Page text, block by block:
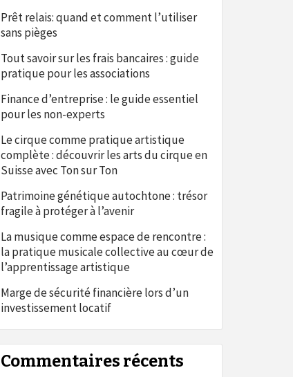
Prêt relais: quand et comment l’utiliser
sans pièges
Tout savoir sur les frais bancaires : guide
pratique pour les associations
Finance d’entreprise : le guide essentiel
pour les non-experts
Le cirque comme pratique artistique
complète : découvrir les arts du cirque en
Suisse avec Ton sur Ton
Patrimoine génétique autochtone : trésor
fragile à protéger à l’avenir
La musique comme espace de rencontre :
la pratique musicale collective au cœur de
l’apprentissage artistique
Marge de sécurité financière lors d’un
investissement locatif
Commentaires récents